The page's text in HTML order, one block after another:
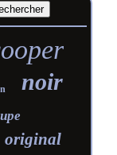
noir
original